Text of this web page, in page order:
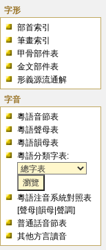
字形
部首索引
筆畫索引
甲骨部件表
金文部件表
形義源流通解
字音
粵語音節表
粵語聲母表
粵語韻母表
粵語分類字表:
粵語注音系統對照表
[聲母 |韻母 |聲調]
普通話音節表
其他方言讀音